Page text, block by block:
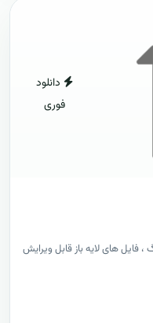
دانلود
فوری
فایل های لایه باز قابل ویرایش